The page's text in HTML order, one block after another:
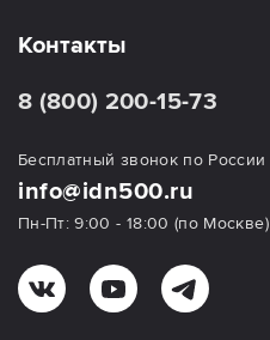
Контакты
8 (800) 200-15-73
Бесплатный звонок по России
info@idn500.ru
Пн-Пт: 9:00 - 18:00 (по Москве)